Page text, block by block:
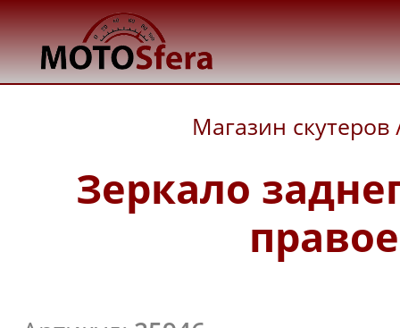
Магазин скутеров
Зеркало